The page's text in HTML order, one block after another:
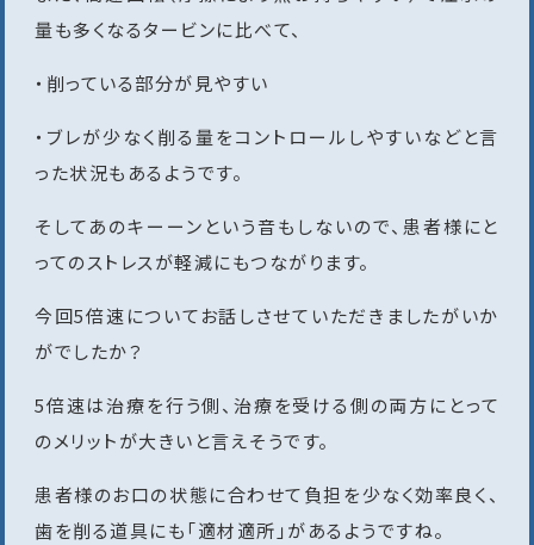
量も多くなるタービンに比べて、
・削っている部分が見やすい
・ブレが少なく削る量をコントロールしやすいなどと言
った状況もあるようです。
そしてあのキーーンという音もしないので、患者様にと
ってのストレスが軽減にもつながります。
今回5倍速についてお話しさせていただきましたがいか
がでしたか？
5倍速は治療を行う側、治療を受ける側の両方にとって
のメリットが大きいと言えそうです。
患者様のお口の状態に合わせて負担を少なく効率良く、
歯を削る道具にも「適材適所」があるようですね。